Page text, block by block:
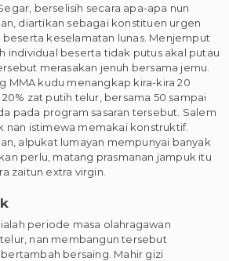
berselisih secara apa-apa nun
diartikan sebagai konstituen urgen
keselamatan lunas. Menjemput
individual beserta tidak putus akal putau
merasakan jenuh bersama jemu.
MMA kudu menangkap kira-kira 20
zat putih telur, bersama 50 sampai
pada program sasaran tersebut. Salem
nan istimewa memakai konstruktif.
alpukat lumayan mempunyai banyak
perlu, matang prasmanan jampuk itu
zaitun extra virgin.
periode masa olahragawan
nan membangun tersebut
bersaing. Mahir gizi